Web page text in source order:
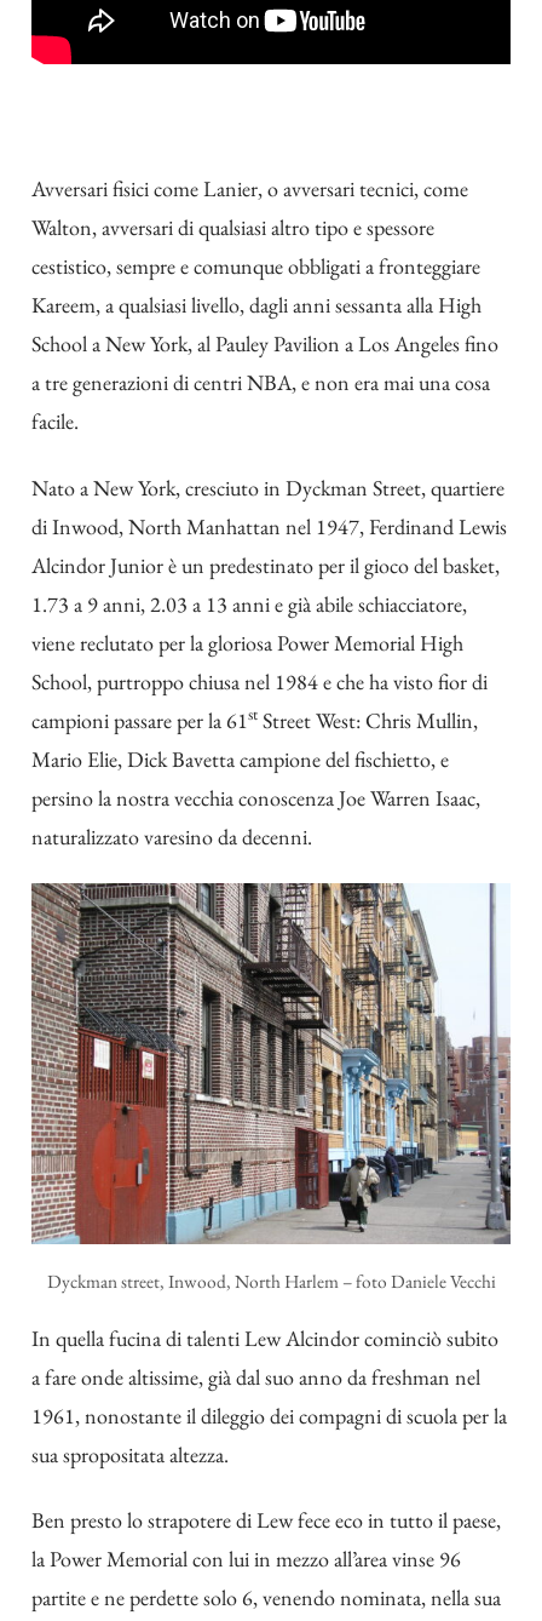
Avversari fisici come Lanier, o avversari tecnici, come
Walton, avversari di qualsiasi altro tipo e spessore
cestistico, sempre e comunque obbligati a fronteggiare
Kareem, a qualsiasi livello, dagli anni sessanta alla High
School a New York, al Pauley Pavilion a Los Angeles fino
a tre generazioni di centri NBA, e non era mai una cosa
facile.
Nato a New York, cresciuto in Dyckman Street, quartiere
di Inwood, North Manhattan nel 1947, Ferdinand Lewis
Alcindor Junior è un predestinato per il gioco del basket,
1.73 a 9 anni, 2.03 a 13 anni e già abile schiacciatore,
viene reclutato per la gloriosa Power Memorial High
School, purtroppo chiusa nel 1984 e che ha visto fior di
campioni passare per la 61st Street West: Chris Mullin,
Mario Elie, Dick Bavetta campione del fischietto, e
persino la nostra vecchia conoscenza Joe Warren Isaac,
naturalizzato varesino da decenni.
Dyckman street, Inwood, North Harlem – foto Daniele Vecchi
In quella fucina di talenti Lew Alcindor cominciò subito
a fare onde altissime, già dal suo anno da freshman nel
1961, nonostante il dileggio dei compagni di scuola per la
sua spropositata altezza.
Ben presto lo strapotere di Lew fece eco in tutto il paese,
la Power Memorial con lui in mezzo all’area vinse 96
partite e ne perdette solo 6, venendo nominata, nella sua